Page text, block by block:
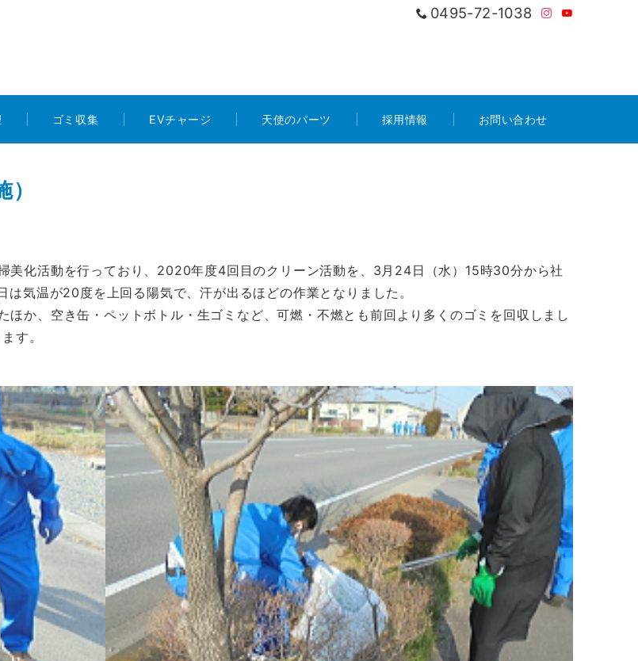
0495-72-1038
ゴミ収集 EVチャージ 天使のパーツ 採用情報 お問い合わせ
美化活動を行っており、2020年度4回目のクリーン活動を、3月24日（水）15時30分から社
気温が20度を上回る陽気で、汗が出るほどの作業となりました。
か、空き缶・ペットボトル・生ゴミなど、可燃・不燃とも前回より多くのゴミを回収しまし
す。